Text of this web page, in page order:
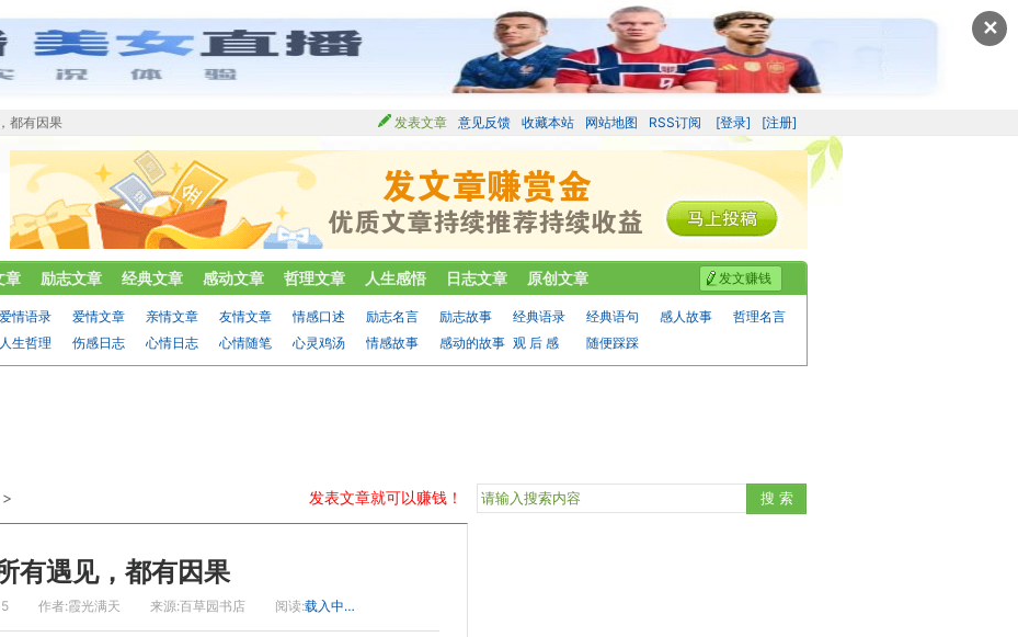
✕
都有因果 发表文章 意见反馈 收藏本站 网站地图 RSS订阅 [登录] [注册]
发文赚钱
章 励志文章 经典文章 感动文章 哲理文章 人生感悟 日志文章 原创文章
爱情语录 爱情文章 亲情文章 友情文章 情感口述 励志名言 励志故事 经典语录 经典语句 感人故事
哲理名言
人生哲理 伤感日志 心情日志 心情随笔 心灵鸡汤 情感故事 感动的故事 观 后 感 随便踩踩
> 发表文章就可以赚钱！
有遇见，都有因果
作者:霞光满天 来源:百草园书店 阅读:载入中…